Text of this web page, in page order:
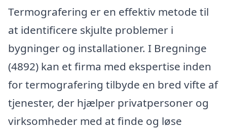
Termografering er en effektiv metode til
at identificere skjulte problemer i
bygninger og installationer. I Bregninge
(4892) kan et firma med ekspertise inden
for termografering tilbyde en bred vifte af
tjenester, der hjælper privatpersoner og
virksomheder med at finde og løse